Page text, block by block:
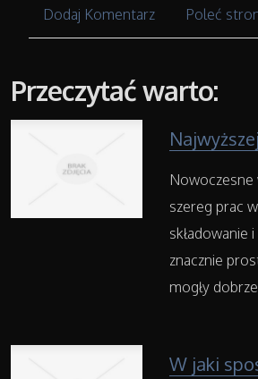
Dodaj Komentarz Poleć
Przeczytać warto:
Nowoczesne
szereg prac
składowanie
znacznie
mogły
W jaki